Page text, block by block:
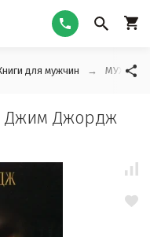
для мужчин МУЖ,
Джордж